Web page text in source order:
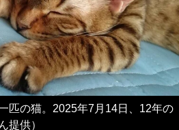
匹の猫。2025年7月14日、12年の
提供）